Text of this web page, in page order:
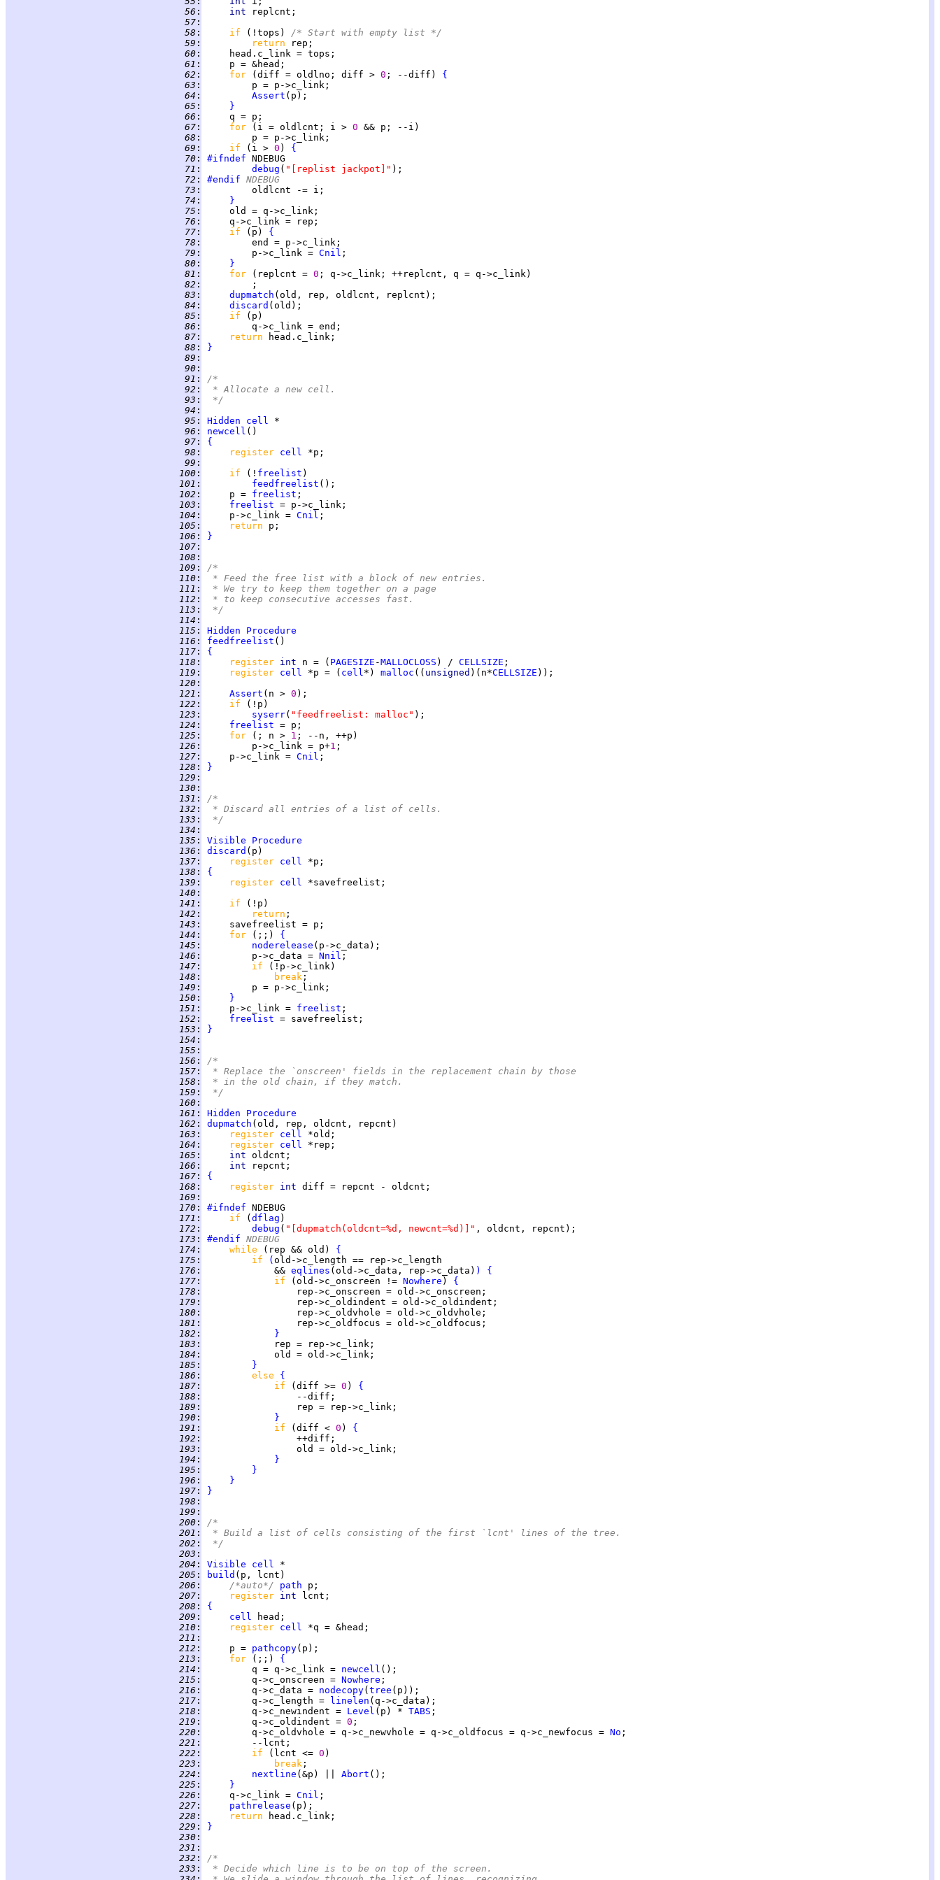
  56
: int
  57
:
  58
: if (!tops)
/* Start with empty list */
  59
: return
  60
:
  61
:
  62
: for (diff = oldlno; diff > 0 ; --diff) {
  63
:
  64
: Assert
  65
:
}
  66
:
  67
: for (i = oldlcnt; i > 0
  68
:
  69
: if (i > 0 ) {
  70
: #ifndef
  71
: debug ( "[replist jackpot]"
  72
: #endif NDEBUG
  73
:
  74
:
}
  75
:
  76
:
  77
: if (p) {
  78
:
  79
:
         p->c_link =
Cnil
  80
:
}
  81
: for (replcnt = 0
  82
:
  83
: dupmatch
  84
: discard
  85
: if
  86
:
  87
: return
  88
:
}
  89
:
  90
:
  91
:
/*
  92
:
* Allocate a new cell.
  93
:
*/
  94
:
  95
: Hidden cell
  96
: newcell
  97
:
{
  98
: register cell
  99
:
100 : if (! freelist
101 : feedfreelist
102 :
     p =
freelist
103 : freelist
104 :
     p->c_link =
Cnil
105 : return
106 :
}
107 :
108 :
109 :
/*
110 :
* Feed the free list with a block of new entries.
111 :
* We try to keep them together on a page
112 :
* to keep consecutive accesses fast.
113 :
*/
114 :
115 : Hidden
Procedure
116 : feedfreelist
117 :
{
118 : register int n = ( PAGESIZE -MALLOCLOSS ) / CELLSIZE
119 : register cell *p = ( cell *) malloc (( unsigned )(n*CELLSIZE
120 :
121 : Assert (n > 0
122 : if
123 : syserr( "feedfreelist: malloc"
124 : freelist
125 : for (; n > 1
126 :
         p->c_link = p+
1
127 :
     p->c_link =
Cnil
128 :
}
129 :
130 :
131 :
/*
132 :
* Discard all entries of a list of cells.
133 :
*/
134 :
135 : Visible
Procedure
136 : discard
137 : register cell
138 :
{
139 : register cell
140 :
141 : if
142 : return
143 :
144 : for (;;) {
145 : noderelease
146 :
         p->c_data =
Nnil
147 : if
148 : break
149 :
150 :
}
151 :
     p->c_link =
freelist
152 : freelist
153 :
}
154 :
155 :
156 :
/*
157 :
* Replace the `onscreen' fields in the replacement chain by those
158 :
* in the old chain, if they match.
159 :
*/
160 :
161 : Hidden
Procedure
162 : dupmatch
163 : register cell
164 : register cell
165 : int
166 : int
167 :
{
168 : register int
169 :
170 : #ifndef
171 : if ( dflag
172 : debug ( "[dupmatch(oldcnt=%d, newcnt=%d)]"
173 : #endif NDEBUG
174 : while (rep && old) {
175 : if (
176 :
             &&
eqlines (old->c_data, rep->c_data) )
{
177 : if (old->c_onscreen != Nowhere ) {
178 :
179 :
180 :
181 :
182 :
}
183 :
184 :
185 :
}
186 : else {
187 : if (diff >= 0 ) {
188 :
189 :
190 :
}
191 : if (diff < 0 ) {
192 :
193 :
194 :
}
195 :
}
196 :
}
197 :
}
198 :
199 :
200 :
/*
201 :
* Build a list of cells consisting of the first `lcnt' lines of the tree.
202 :
*/
203 :
204 : Visible cell
205 : build
206 : /*auto*/ path
207 : register int
208 :
{
209 : cell
210 : register cell
211 :
212 :
     p =
pathcopy
213 : for (;;) {
214 :
         q = q->c_link =
newcell
215 :
         q->c_onscreen =
Nowhere
216 :
         q->c_data =
nodecopy( tree
217 :
         q->c_length =
linelen
218 :
         q->c_newindent =
Level (p) * TABS
219 :
         q->c_oldindent =
0
220 :
         q->c_oldvhole = q->c_newvhole = q->c_oldfocus = q->c_newfocus =
No
221 :
222 : if (lcnt <= 0
223 : break
224 : nextline (&p) || Abort
225 :
}
226 :
     q->c_link =
Cnil
227 : pathrelease
228 : return
229 :
}
230 :
231 :
232 :
/*
233 :
* Decide which line is to be on top of the screen.